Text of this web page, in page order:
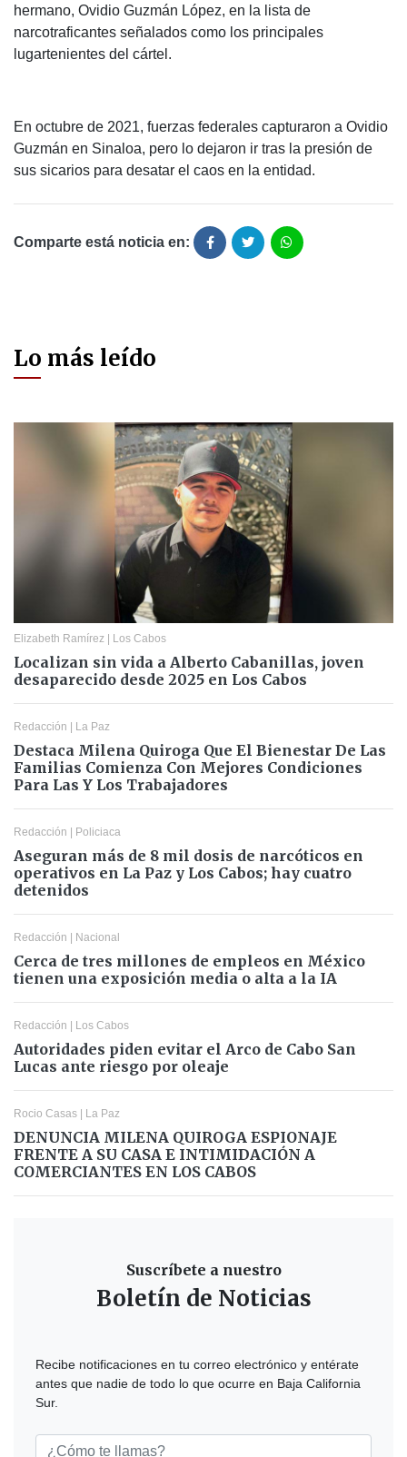
hermano, Ovidio Guzmán López, en la lista de
narcotraficantes señalados como los principales
lugartenientes del cártel.
En octubre de 2021, fuerzas federales capturaron a Ovidio
Guzmán en Sinaloa, pero lo dejaron ir tras la presión de
sus sicarios para desatar el caos en la entidad.
Comparte está noticia en:
Lo más leído
Elizabeth Ramírez | Los Cabos
Localizan sin vida a Alberto Cabanillas, joven
desaparecido desde 2025 en Los Cabos
Redacción | La Paz
Destaca Milena Quiroga Que El Bienestar De Las
Familias Comienza Con Mejores Condiciones
Para Las Y Los Trabajadores
Redacción | Policiaca
Aseguran más de 8 mil dosis de narcóticos en
operativos en La Paz y Los Cabos; hay cuatro
detenidos
Redacción | Nacional
Cerca de tres millones de empleos en México
tienen una exposición media o alta a la IA
Redacción | Los Cabos
Autoridades piden evitar el Arco de Cabo San
Lucas ante riesgo por oleaje
Rocio Casas | La Paz
DENUNCIA MILENA QUIROGA ESPIONAJE
FRENTE A SU CASA E INTIMIDACIÓN A
COMERCIANTES EN LOS CABOS
Suscríbete a nuestro
Boletín de Noticias
Recibe notificaciones en tu correo electrónico y entérate
antes que nadie de todo lo que ocurre en Baja California
Sur.